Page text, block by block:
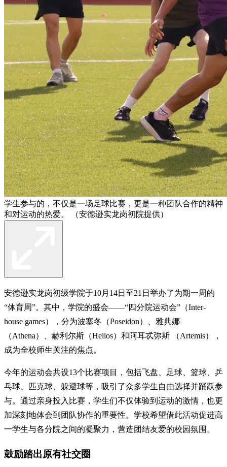
学生参与的，不仅是一场足球比赛，更是一种团队合作的精神
和对运动的热爱。 （安德逊实龙岗初院提供）
安德逊实龙岗初级学院于10月14日至21日举办了为期一周的
“体育周”。其中，学院的盛会——“四分院运动会”（Inter-
house games），分为波塞冬（Poseidon）、雅典娜
（Athena）、赫利尔斯（Helios）和阿耳忒弥斯 （Artemis），
成为全校师生关注的焦点。
今年的运动会共设13个比赛项目，包括飞盘、足球、篮球、乒
乓球、匹克球、躲避球等，吸引了众多学生自由选择并踊跃参
与。通过亲身投入比赛，学生们不仅体验到运动的激情，也更
加深刻地体会到团队协作的重要性。学校希望借此活动促进高
一学生与各分院之间的凝聚力，营造团结友爱的校园氛围。
鼓励踏出原有社交圈